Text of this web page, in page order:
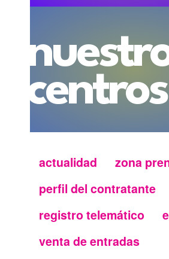
centros
Menu
secundario
FMC
actualidad
zona
perfil del contratante
registro telemático
venta de entradas